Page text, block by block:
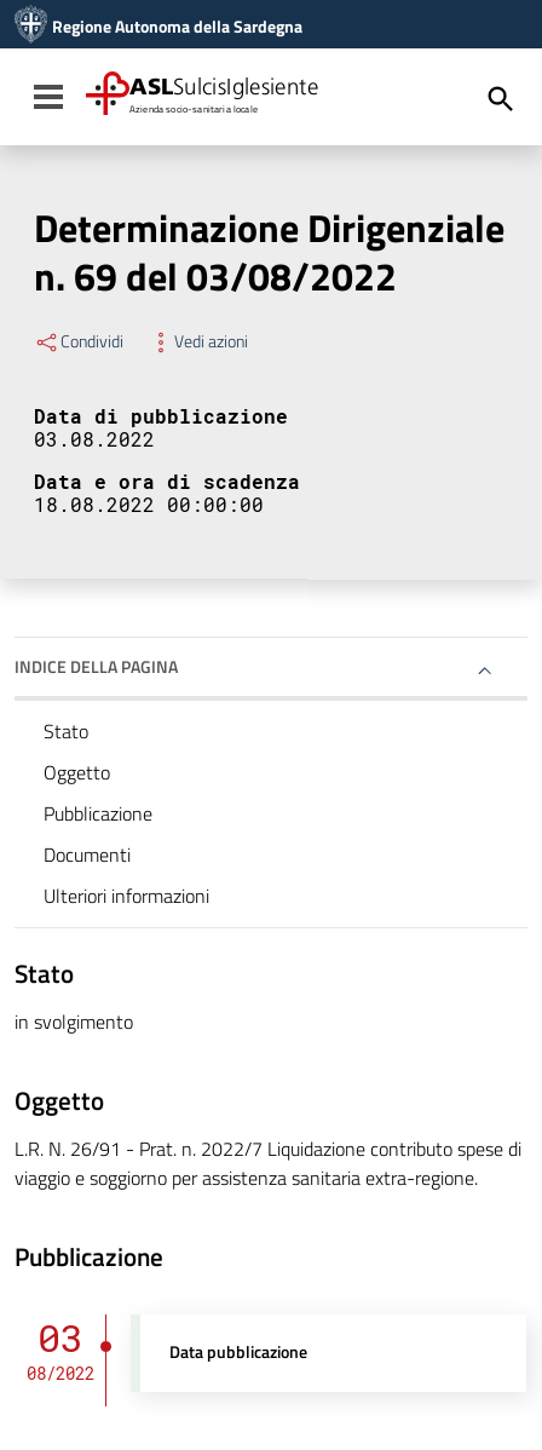
Vai al menu di navigazione
Vai al footer
Regione Autonoma della Sardegna
Toggle navigation
ASLSulcisIglesiente
Azienda socio-sanitaria locale
Determinazione Dirigenziale
n. 69 del 03/08/2022
Condividi Vedi azioni
Data di pubblicazione
03.08.2022
Data e ora di scadenza
18.08.2022 00:00:00
INDICE DELLA PAGINA
Stato
Oggetto
Pubblicazione
Documenti
Ulteriori informazioni
Stato
in svolgimento
Oggetto
L.R. N. 26/91 - Prat. n. 2022/7 Liquidazione contributo spese di
viaggio e soggiorno per assistenza sanitaria extra-regione.
Pubblicazione
03
08/2022
Data pubblicazione